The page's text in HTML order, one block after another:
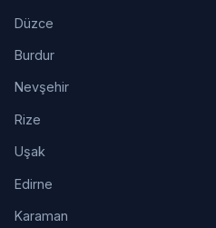
Düzce
Burdur
Nevşehir
Rize
Uşak
Edirne
Karaman